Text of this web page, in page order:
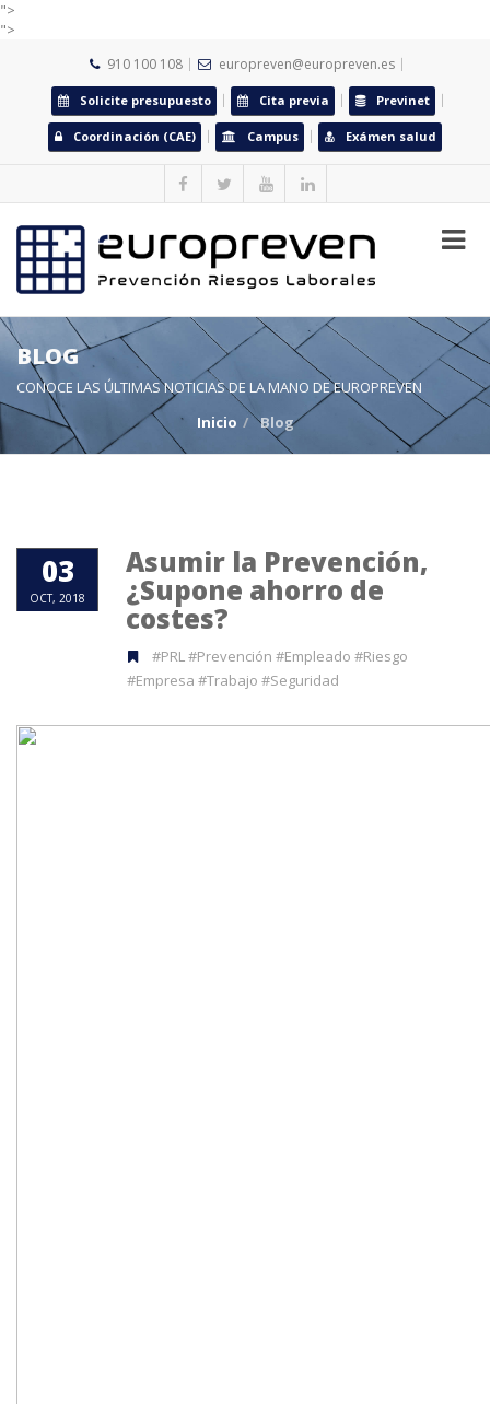
">
">
910 100 108 europreven@europreven.es
Solicite presupuesto Cita previa Previnet
Coordinación (CAE) Campus Exámen salud
BLOG
CONOCE LAS ÚLTIMAS NOTICIAS DE LA MANO DE EUROPREVEN
Inicio
Blog
03
OCT, 2018
Asumir la Prevención,
¿Supone ahorro de
costes?
#PRL #Prevención #Empleado #Riesgo
#Empresa #Trabajo #Seguridad